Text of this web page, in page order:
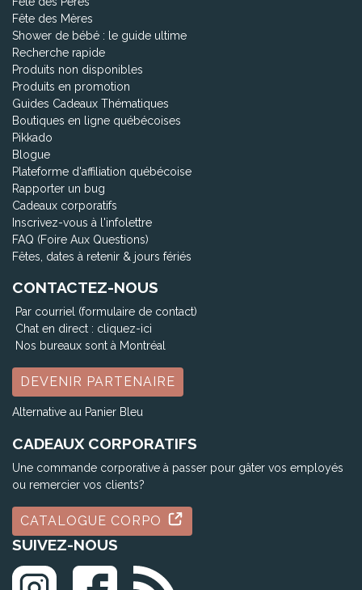
Fête des Mères
Shower de bébé : le guide ultime
Recherche rapide
Produits non disponibles
Produits en promotion
Guides Cadeaux Thématiques
Boutiques en ligne québécoises
Pikkado
Blogue
Plateforme d'affiliation québécoise
Rapporter un bug
Cadeaux corporatifs
Inscrivez-vous à l'infolettre
FAQ (Foire Aux Questions)
Fêtes, dates à retenir & jours fériés
CONTACTEZ-NOUS
Par courriel (formulaire de contact)
Chat en direct : cliquez-ici
Nos bureaux sont à Montréal
DEVENIR PARTENAIRE
Alternative au Panier Bleu
CADEAUX CORPORATIFS
Une commande corporative à passer pour gâter vos employés
ou remercier vos clients?
CATALOGUE CORPO
SUIVEZ-NOUS